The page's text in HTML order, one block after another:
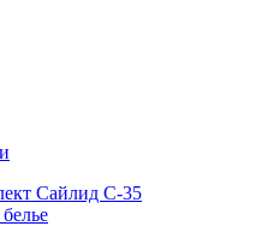
Сайлид С-35